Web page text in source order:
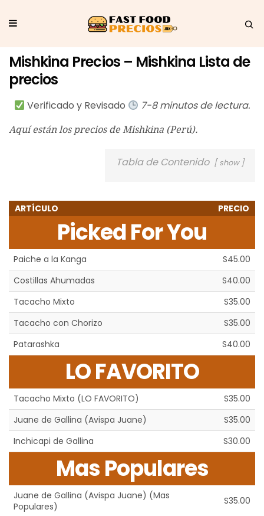
Mishkina Precios – Mishkina Lista de
precios
Verificado y Revisado 7-8 minutos de lectura.
Aquí están los precios de Mishkina (Perú).
Tabla de Contenido show
ARTÍCULO PRECIO
Picked For You
Paiche a la Kanga
S45.00
Costillas Ahumadas
S40.00
Tacacho Mixto
S35.00
Tacacho con Chorizo
S35.00
Patarashka
S40.00
LO FAVORITO
Tacacho Mixto (LO FAVORITO)
S35.00
Juane de Gallina (Avispa Juane)
S35.00
Inchicapi de Gallina
S30.00
Mas Populares
Juane de Gallina (Avispa Juane) (Mas
Populares)
S35.00